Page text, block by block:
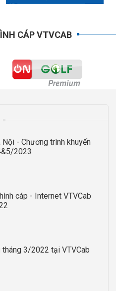
CÁP VTVCAB
Nội - Chương trình khuyến
2023
cáp - Internet VTVCab
tháng 3/2022 tại VTVCab